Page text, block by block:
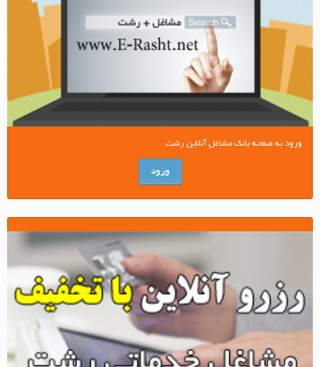
ورود به صفحه بانک مشاغل آنلاین رشت
ورود